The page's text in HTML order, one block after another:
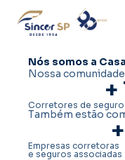
Nós somos a
Nossa
+
Corretores de
Também estão
+
Empresas corretoras
e seguros associadas